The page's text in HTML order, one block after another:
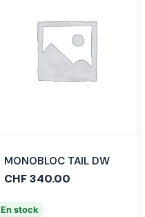
MONOBLOC TAIL DW
CHF340.00
En stock